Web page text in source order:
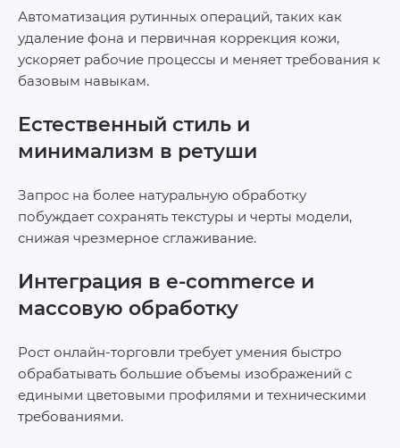
Автоматизация рутинных операций, таких как
удаление фона и первичная коррекция кожи,
ускоряет рабочие процессы и меняет требования к
базовым навыкам.
Естественный стиль и
минимализм в ретуши
Запрос на более натуральную обработку
побуждает сохранять текстуры и черты модели,
снижая чрезмерное сглаживание.
Интеграция в e‑commerce и
массовую обработку
Рост онлайн‑торговли требует умения быстро
обрабатывать большие объемы изображений с
едиными цветовыми профилями и техническими
требованиями.